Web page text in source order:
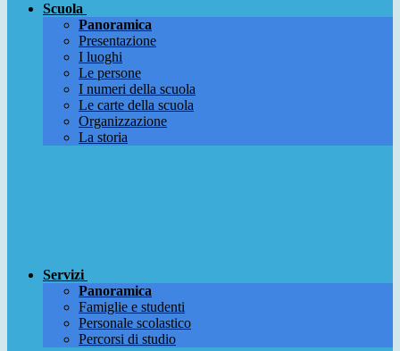
Scuola
Panoramica
Presentazione
I luoghi
Le persone
I numeri della scuola
Le carte della scuola
Organizzazione
La storia
Servizi
Panoramica
Famiglie e studenti
Personale scolastico
Percorsi di studio